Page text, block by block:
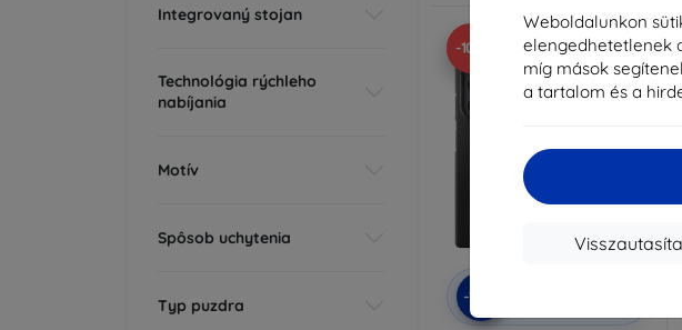
Weboldalunkon
elengedhetetlenek
míg mások
a tartalom és a
Integrovaný stojan
Technológia rýchleho
nabíjania
Motív
Spôsob uchytenia
Typ puzdra
-10%
Újdonság
-10%